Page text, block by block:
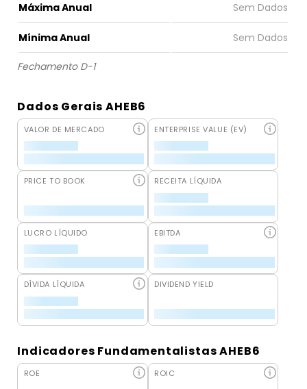
Máxima Anual
Mínima Anual
Fechamento D-1
Dados Gerais AHEB6
VALOR DE MERCADO ENTERPRISE VALUE (EV)
PRICE TO BOOK RECEITA LÍQUIDA
LUCRO LÍQUIDO EBITDA
DÍVIDA LÍQUIDA DIVIDEND YIELD
Indicadores Fundamentalistas AHEB6
ROE ROIC